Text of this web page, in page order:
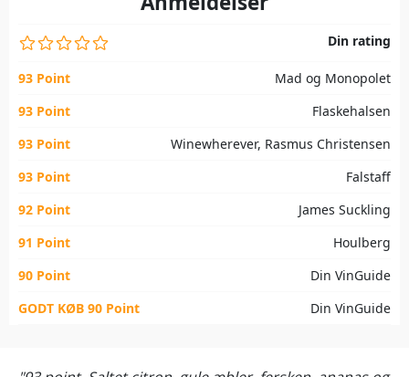
Din rating
93 Point
Mad og Monopolet
93 Point
Flaskehalsen
93 Point
Winewherever, Rasmus Christensen
93 Point
Falstaff
92 Point
James Suckling
91 Point
Houlberg
90 Point
Din VinGuide
GODT KØB 90 Point
Din VinGuide